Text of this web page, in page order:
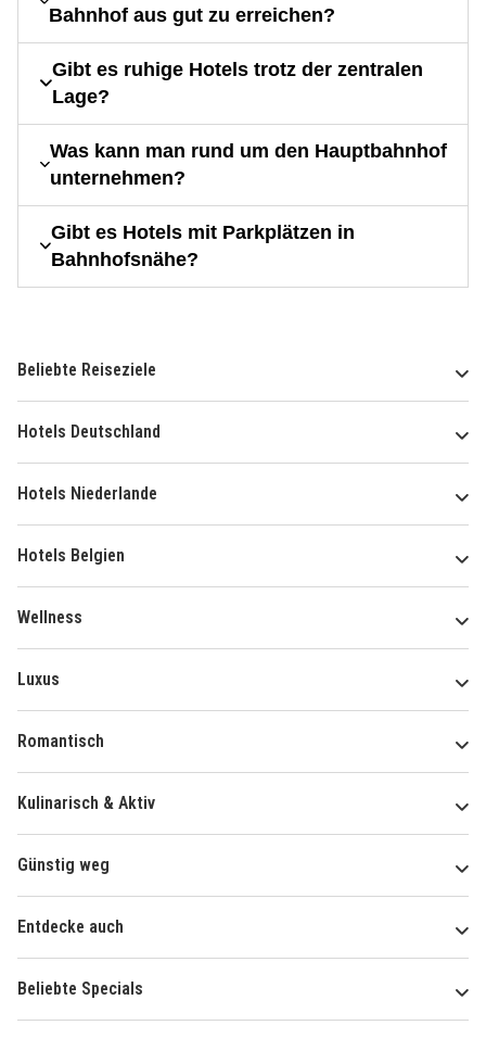
Bahnhof aus gut zu erreichen?
Gibt es ruhige Hotels trotz der zentralen
Lage?
Was kann man rund um den Hauptbahnhof
unternehmen?
Gibt es Hotels mit Parkplätzen in
Bahnhofsnähe?
Beliebte Reiseziele
Hotels Deutschland
Hotels Niederlande
Hotels Belgien
Wellness
Luxus
Romantisch
Kulinarisch & Aktiv
Günstig weg
Entdecke auch
Beliebte Specials